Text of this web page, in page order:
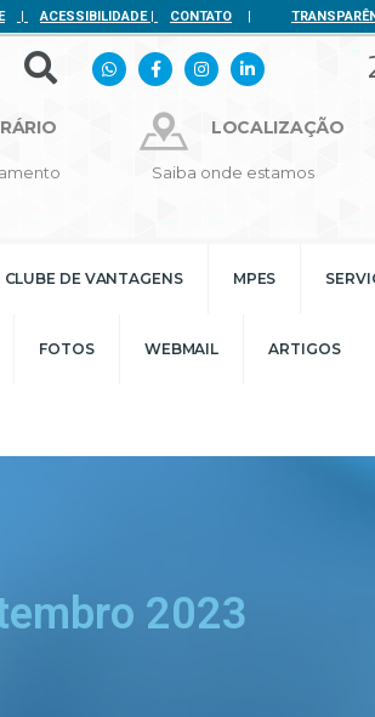
| ACESSIBILIDADE| CONTATO |
LOCALIZAÇÃO
Saiba onde estamos
CLUBE DE VANTAGENS MPES
FOTOS WEBMAIL ARTIGOS
2023